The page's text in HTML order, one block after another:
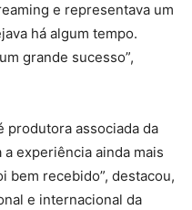
e representava um
há algum tempo.
grande sucesso”,
produtora associada da
experiência ainda mais
bem recebido”, destacou,
e internacional da